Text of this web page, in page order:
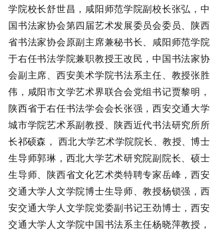
学院校长舒世昌，咸阳师范学院副校长张弘，中
国书法家协会第四届艺术发展委员会委员、陕西
省书法家协会原副主席兼秘书长、咸阳师范学院
于右任书法学院兼职教授王改民，中国书法家协
会副主席、西安美术学院书法系主任、教授张胜
伟，咸阳市文学艺术界联合会党组书记贾黎明，
陕西省于右任书法学会会长张强，西安交通大学
城市学院艺术系副教授、陕西近代书法研究所所
长祁硕森， 西北大学艺术学院院长、教授、博士
生导师郭琳，西北大学艺术研究院副院长、硕士
生导师、陕西省文化艺术类特聘专家岳峰，西安
交通大学人文学院博士生导师、教授杨锁强，西
安交通大学人文学院党委副书记王劲博士，西安
交通大学人文学院中国书法系主任杨晓萍教授，